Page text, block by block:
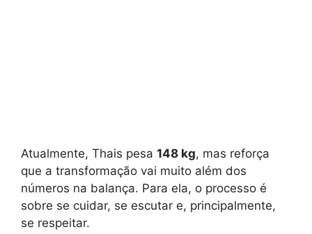
Atualmente, Thais pesa 148 kg, mas reforça
que a transformação vai muito além dos
números na balança. Para ela, o processo é
sobre se cuidar, se escutar e, principalmente,
se respeitar.